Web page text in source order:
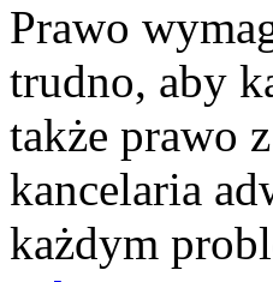
Prawo
trudno, aby
także prawo
kancelaria
każdym